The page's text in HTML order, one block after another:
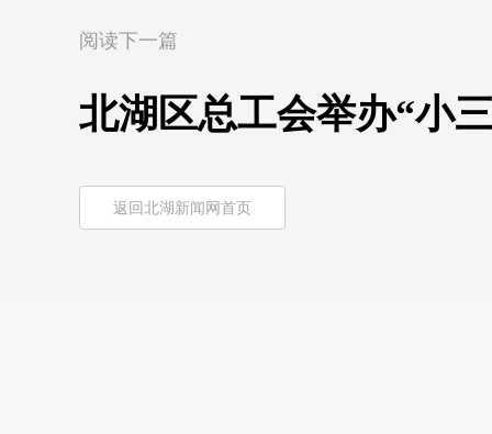
阅读下一篇
北湖区总工会举办“小
返回北湖新闻网首页